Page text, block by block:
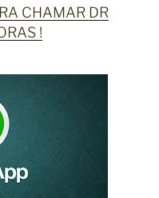
CHAMAR DR
!